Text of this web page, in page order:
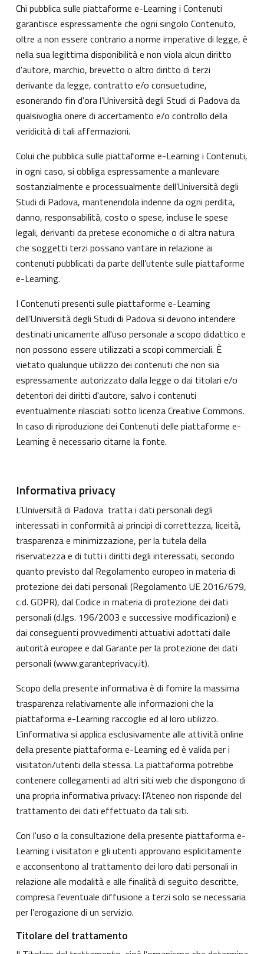
Chi pubblica sulle piattaforme e-Learning i Contenuti
garantisce espressamente che ogni singolo Contenuto,
oltre a non essere contrario a norme imperative di legge, è
nella sua legittima disponibilità e non viola alcun diritto
d'autore, marchio, brevetto o altro diritto di terzi
derivante da legge, contratto e/o consuetudine,
esonerando fin d'ora l’Università degli Studi di Padova da
qualsivoglia onere di accertamento e/o controllo della
veridicità di tali affermazioni.
Colui che pubblica sulle piattaforme e-Learning i Contenuti,
in ogni caso, si obbliga espressamente a manlevare
sostanzialmente e processualmente dell’Università degli
Studi di Padova, mantenendola indenne da ogni perdita,
danno, responsabilità, costo o spese, incluse le spese
legali, derivanti da pretese economiche o di altra natura
che soggetti terzi possano vantare in relazione ai
contenuti pubblicati da parte dell’utente sulle piattaforme
e-Learning.
I Contenuti presenti sulle piattaforme e-Learning
dell’Università degli Studi di Padova si devono intendere
destinati unicamente all'uso personale a scopo didattico e
non possono essere utilizzati a scopi commerciali. È
vietato qualunque utilizzo dei contenuti che non sia
espressamente autorizzato dalla legge o dai titolari e/o
detentori dei diritti d'autore, salvo i contenuti
eventualmente rilasciati sotto licenza Creative Commons.
In caso di riproduzione dei Contenuti delle piattaforme e-
Learning è necessario citarne la fonte.
Informativa privacy
L’Università di Padova tratta i dati personali degli
interessati in conformità ai principi di correttezza, liceità,
trasparenza e minimizzazione, per la tutela della
riservatezza e di tutti i diritti degli interessati, secondo
quanto previsto dal Regolamento europeo in materia di
protezione dei dati personali (Regolamento UE 2016/679,
c.d. GDPR), dal Codice in materia di protezione dei dati
personali (d.lgs. 196/2003 e successive modificazioni) e
dai conseguenti provvedimenti attuativi adottati dalle
autorità europee e dal Garante per la protezione dei dati
personali (www.garanteprivacy.it).
Scopo della presente informativa è di fornire la massima
trasparenza relativamente alle informazioni che la
piattaforma e-Learning raccoglie ed al loro utilizzo.
L’informativa si applica esclusivamente alle attività online
della presente piattaforma e-Learning ed è valida per i
visitatori/utenti della stessa. La piattaforma potrebbe
contenere collegamenti ad altri siti web che dispongono di
una propria informativa privacy: l’Ateneo non risponde del
trattamento dei dati effettuato da tali siti.
Con l'uso o la consultazione della presente piattaforma e-
Learning i visitatori e gli utenti approvano esplicitamente
e acconsentono al trattamento dei loro dati personali in
relazione alle modalità e alle finalità di seguito descritte,
compresa l’eventuale diffusione a terzi solo se necessaria
per l’erogazione di un servizio.
Titolare del trattamento